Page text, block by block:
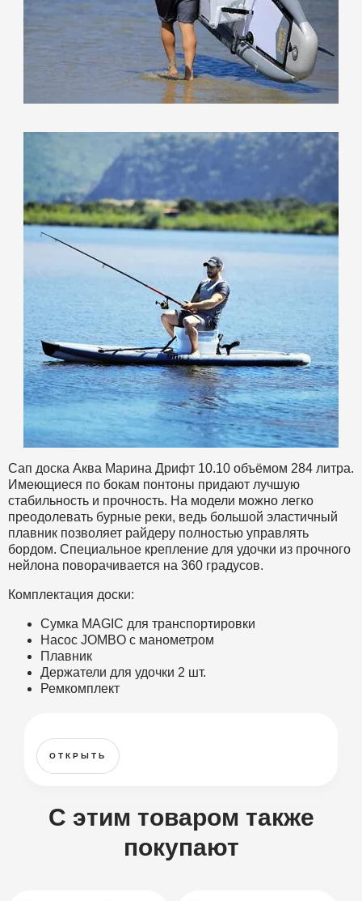
Сап доска Аква Марина Дрифт 10.10 объёмом 284 литра.
Имеющиеся по бокам понтоны придают лучшую
стабильность и прочность. На модели можно легко
преодолевать бурные реки, ведь большой эластичный
плавник позволяет райдеру полностью управлять
бордом. Специальное крепление для удочки из прочного
нейлона поворачивается на 360 градусов.
Комплектация доски:
Сумка MAGIC для транспортировки
Насос JOMBO с манометром
Плавник
Держатели для удочки 2 шт.
Ремкомплект
ОТКРЫТЬ
С этим товаром также
покупают